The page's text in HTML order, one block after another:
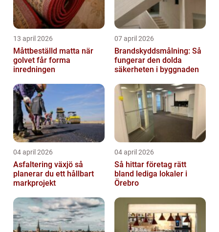
13 april 2026
Måttbeställd matta när
golvet får forma
inredningen
07 april 2026
Brandskyddsmålning: Så
fungerar den dolda
säkerheten i byggnaden
04 april 2026
Asfaltering växjö så
planerar du ett hållbart
markprojekt
04 april 2026
Så hittar företag rätt
bland lediga lokaler i
Örebro